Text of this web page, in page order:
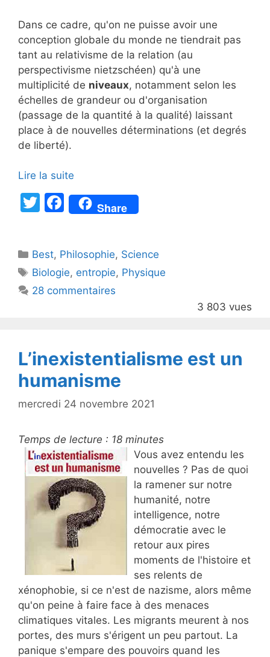
Dans ce cadre, qu'on ne puisse avoir une
conception globale du monde ne tiendrait pas
tant au relativisme de la relation (au
perspectivisme nietzschéen) qu'à une
multiplicité de niveaux, notamment selon les
échelles de grandeur ou d'organisation
(passage de la quantité à la qualité) laissant
place à de nouvelles déterminations (et degrés
de liberté).
Lire la suite
T
er
F
a
e
b
o
Share
Catégories
Best, Philosophie, Science
Étiquettes
Biologie, entropie, Physique
28 commentaires
3 803 vues
L’inexistentialisme est un
humanisme
mercredi 24 novembre 2021
Temps de lecture : 18 minutes
Vous avez entendu les
nouvelles ? Pas de quoi
la ramener sur notre
humanité, notre
intelligence, notre
démocratie avec le
retour aux pires
moments de l'histoire et
ses relents de
xénophobie, si ce n'est de nazisme, alors même
qu'on peine à faire face à des menaces
climatiques vitales. Les migrants meurent à nos
portes, des murs s'érigent un peu partout. La
panique s'empare des pouvoirs quand les